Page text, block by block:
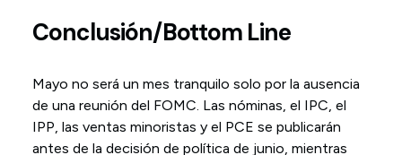
Conclusión/Bottom Line
Mayo no será un mes tranquilo solo por la ausencia
de una reunión del FOMC. Las nóminas, el IPC, el
IPP, las ventas minoristas y el PCE se publicarán
antes de la decisión de política de junio, mientras